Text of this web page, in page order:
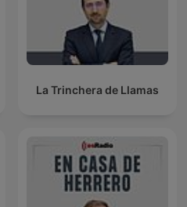
La Trinchera de Llamas